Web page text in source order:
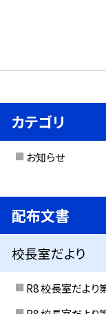
カテゴリ
お知らせ
配布文書
校長室だより
R8 校長室だより